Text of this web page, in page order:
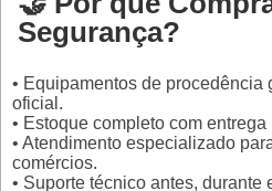
Segurança?
• Equipamentos de procedência
oficial.
• Estoque completo com
• Atendimento especializado
comércios.
• Suporte técnico antes, durante